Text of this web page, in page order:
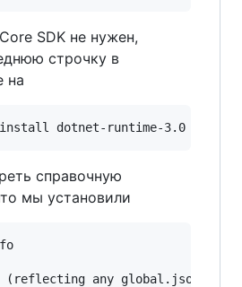
SDK не нужен,
строчку в
на
справочную
мы установили
(reflecting any global.json):